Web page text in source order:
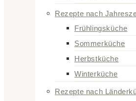
Rezepte nach
Frühlingsküche
Sommerküche
Herbstküche
Winterküche
Rezepte nach